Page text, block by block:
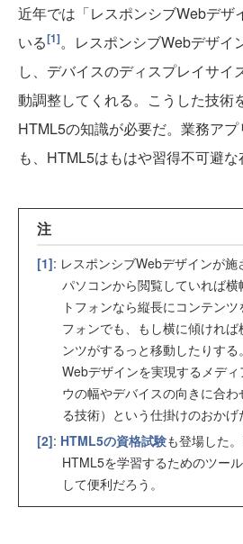
近年では「レスポンシブWebデザ
いる[1]。レスポンシブWebデザイ
し、デバイスのディスプレイサイ
動調整してくれる。こうした技術
HTML5の知識が必要だ。業務ア
も、HTML5はもはや習得不可避
注
[1]: レスポンシブWebデザインが施
パソコンから閲覧していれば
トフォンなら縦長にコンテン
フォンでも、もし横に傾けれ
ンツがするっと移動したりす
Webデザインを実現するメデ
ウの幅やデバイスの向きに合
る技術）という仕掛けのおかげ
[2]: HTML5の資格試験も登場した
HTML5を学習するためのツー
して便利だろう。